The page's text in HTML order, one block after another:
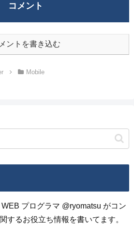
コメント
ントを書き込む
Mobile
プログラマ @ryomatsu がコン
するお役立ち情報を書いてます。